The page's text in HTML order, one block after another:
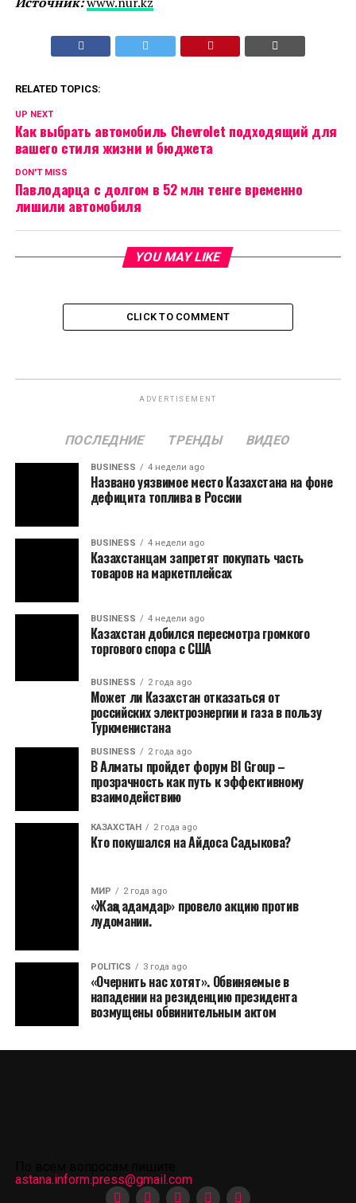
RELATED TOPICS:
UP NEXT
Как выбрать автомобиль Chevrolet подходящий для
вашего стиля жизни и бюджета
DON'T MISS
Павлодарца с долгом в 52 млн тенге временно
лишили автомобиля
YOU MAY LIKE
CLICK TO COMMENT
ADVERTISEMENT
ПОСЛЕДНИЕ ТРЕНДЫ ВИДЕО
BUSINESS 4 недели ago
Названо уязвимое место Казахстана на фоне
дефицита топлива в России
BUSINESS 4 недели ago
Казахстанцам запретят покупать часть
товаров на маркетплейсах
BUSINESS 4 недели ago
Казахстан добился пересмотра громкого
торгового спора с США
BUSINESS 2 года ago
Может ли Казахстан отказаться от
российских электроэнергии и газа в пользу
Туркменистана
BUSINESS 2 года ago
В Алматы пройдет форум BI Group –
прозрачность как путь к эффективному
взаимодействию
КАЗАХСТАН 2 года ago
Кто покушался на Айдоса Садыкова?
МИР 2 года ago
«Жаңа адамдар» провело акцию против
лудомании.
POLITICS 3 года ago
«Очернить нас хотят». Обвиняемые в
нападении на резиденцию президента
возмущены обвинительным актом
astana.inform.press@gmail.com